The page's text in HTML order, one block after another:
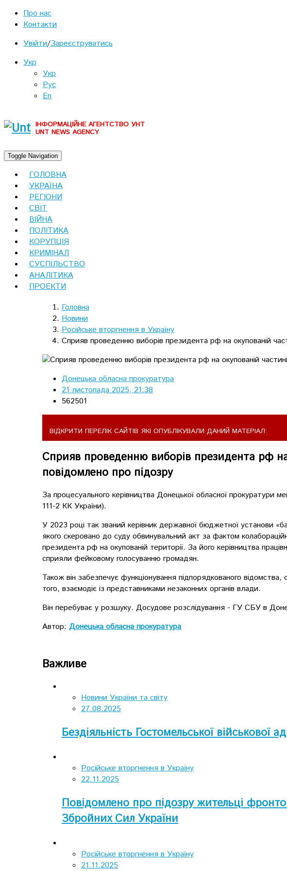
Про нас
Контакти
Увійти/Зареєструватись
Укр
Укр
Рус
En
ІНФОРМАЦІЙНЕ АГЕНТСТВО УНТ
UNT NEWS AGENCY
Toggle Navigation
ГОЛОВНА
УКРАЇНА
РЕГІОНИ
СВІТ
ВІЙНА
ПОЛІТИКА
КОРУПЦІЯ
КРИМІНАЛ
СУСПІЛЬСТВО
АНАЛІТИКА
ПРОЕКТИ
Головна
Новини
Російське вторгнення в Україну
Сприяв проведенню виборів президента рф на окупованій
Донецька обласна прокуратура
21 листопада 2025, 21:38
562501
ВІДКРИТИ ПЕРЕЛІК САЙТІВ ЯКІ ОПУБЛІКУВАЛИ ДАНИЙ МАТЕРІАЛ:
Сприяв проведенню виборів президента рф
повідомлено про підозру
За процесуального керівництва Донецької обласної прокуратури
111-2 КК України).
У 2023 році так званий керівник державної бюджетної установи
якого скеровано до суду обвинувальний акт за фактом
президента рф на окупованій території. За його керівництва
сприяли фейковому голосуванню громадян.
Також він забезпечує функціонування підпорядкованого
того, взаємодіє із представниками незаконних органів влади.
Він перебуває у розшуку. Досудове розслідування - ГУ СБУ в
Автор: Донецька обласна прокуратура
Важливе
Новини України та світу
27.08.2025
Бездіяльність Гостомельської військової
Російське вторгнення в Україну
22.11.2025
Повідомлено про підозру жительці
Збройних Сил України
Російське вторгнення в Україну
21.11.2025